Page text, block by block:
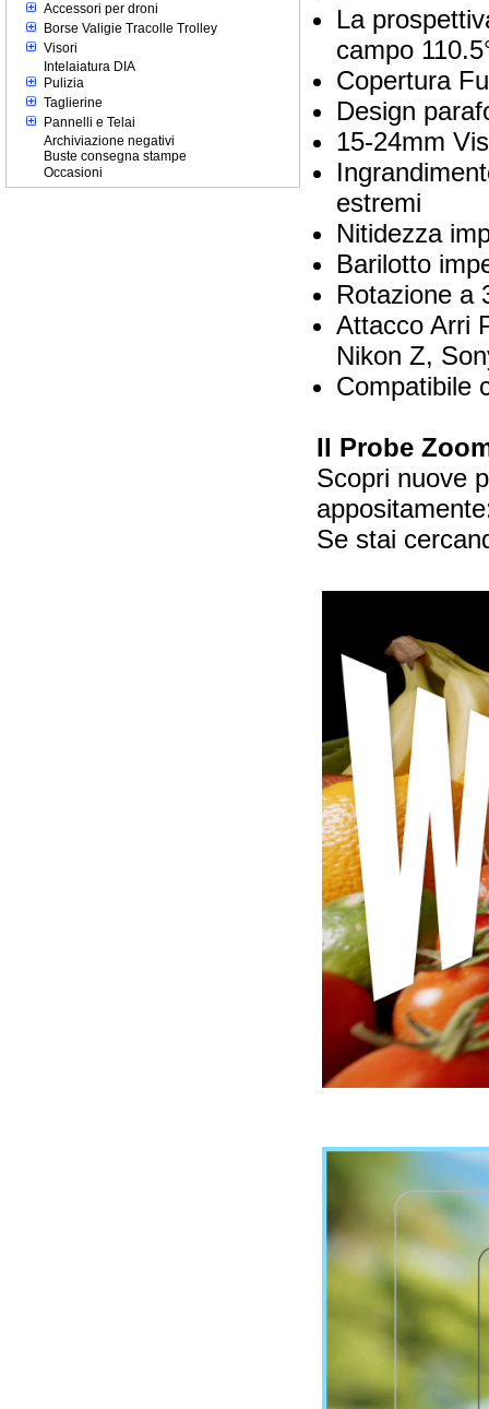
Accessori per droni
Borse Valigie Tracolle Trolley
Visori
Intelaiatura DIA
Pulizia
Taglierine
Pannelli e Telai
Archiviazione negativi
Buste consegna stampe
Occasioni
La
campo
Copertura
Design
15-24mm
estremi
Nitidezza
Barilotto
Rotazione a
Attacco Arri
Nikon Z,
Compatibile
Il Probe
Scopri nuove
Se stai